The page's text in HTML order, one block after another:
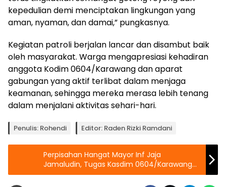
kepedulian demi menciptakan lingkungan yang
aman, nyaman, dan damai,” pungkasnya.
Kegiatan patroli berjalan lancar dan disambut baik
oleh masyarakat. Warga mengapresiasi kehadiran
anggota Kodim 0604/Karawang dan aparat
gabungan yang aktif terlibat dalam menjaga
keamanan, sehingga mereka merasa lebih tenang
dalam menjalani aktivitas sehari-hari.
Penulis: Rohendi Editor: Raden Rizki Ramdani
Perpisahan Hangat Mayor Inf Jaja
Jamaludin, Tugas Kasdim 0604/Karawang
Kini Diemban Mayor Inf Saeful Husna